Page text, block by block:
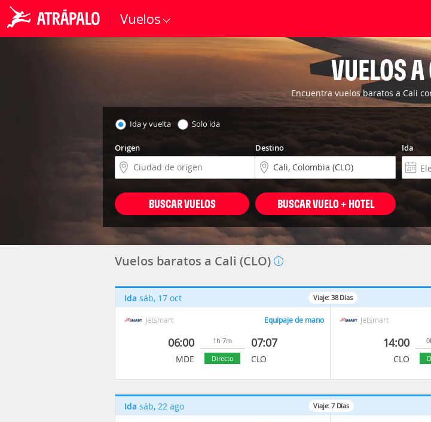
Vuelos
VUELOS
Encuentra vuelos baratos a Cali
Ida y vuelta Solo ida
Origen Destino Ida
BUSCAR VUELOS BUSCAR VUELO + HOTEL
Vuelos baratos a Cali (CLO)
Viaje: 38 Días
Ida sáb, 17 oct
Jetsmart Equipaje de mano
06:00
MDE
1h 7m
Directo
07:07
CLO
Jetsmart
14:00
CLO
Viaje: 7 Días
Ida sáb, 22 ago